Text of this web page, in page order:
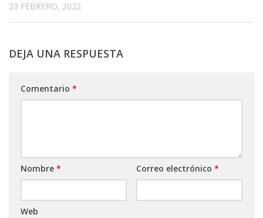
23 FEBRERO, 2022
DEJA UNA RESPUESTA
Comentario *
Nombre * Correo electrónico *
Web